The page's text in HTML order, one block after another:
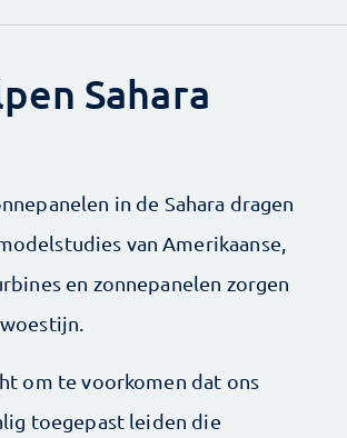
Sahara
in de Sahara dragen
van Amerikaanse,
en zonnepanelen zorgen
om te voorkomen dat ons
toegepast leiden die